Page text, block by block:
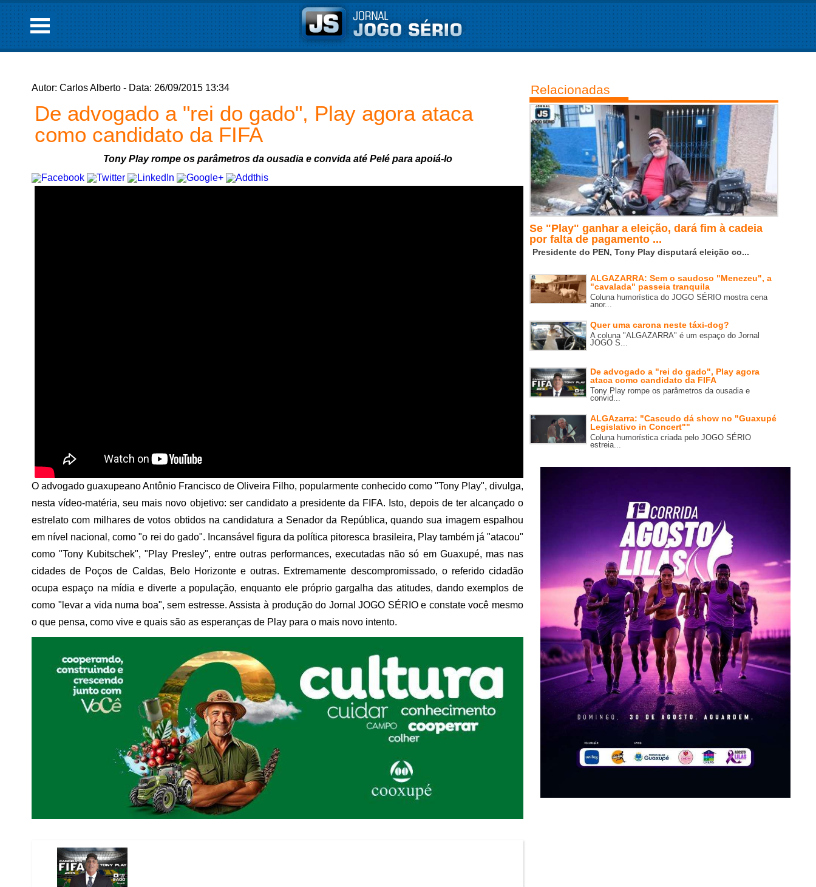
Autor: Carlos Alberto - Data: 26/09/2015 13:34
De advogado a "rei do gado", Play agora ataca
como candidato da FIFA
Tony Play rompe os parâmetros da ousadia e convida até Pelé para apoiá-lo
O advogado guaxupeano Antônio Francisco de Oliveira Filho, popularmente conhecido como "Tony Play", divulga,
nesta vídeo-matéria, seu mais novo objetivo: ser candidato a presidente da FIFA. Isto, depois de ter alcançado o
estrelato com milhares de votos obtidos na candidatura a Senador da República, quando sua imagem espalhou
em nível nacional, como "o rei do gado". Incansável figura da política pitoresca brasileira, Play também já "atacou"
como "Tony Kubitschek", "Play Presley", entre outras performances, executadas não só em Guaxupé, mas nas
cidades de Poços de Caldas, Belo Horizonte e outras. Extremamente descompromissado, o referido cidadão
ocupa espaço na mídia e diverte a população, enquanto ele próprio gargalha das atitudes, dando exemplos de
como "levar a vida numa boa", sem estresse. Assista à produção do Jornal JOGO SÉRIO e constate você mesmo
o que pensa, como vive e quais são as esperanças de Play para o mais novo intento.
Relacionadas
Se "Play" ganhar a eleição, dará fim à cadeia
por falta de pagamento ...
Presidente do PEN, Tony Play disputará eleição co...
ALGAZARRA: Sem o saudoso "Menezeu", a
"cavalada" passeia tranquila
Coluna humorística do JOGO SÉRIO mostra cena
anor...
Quer uma carona neste táxi-dog?
A coluna "ALGAZARRA" é um espaço do Jornal
JOGO S...
De advogado a "rei do gado", Play agora
ataca como candidato da FIFA
Tony Play rompe os parâmetros da ousadia e
convid...
ALGAzarra: "Cascudo dá show no "Guaxupé
Legislativo in Concert""
Coluna humorística criada pelo JOGO SÉRIO
estreia...